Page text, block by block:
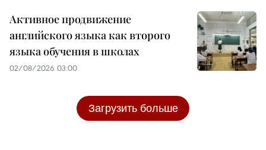
Активное продвижение
английского языка как второго
языка обучения в школах
02/08/2026 03:00
Загрузить больше